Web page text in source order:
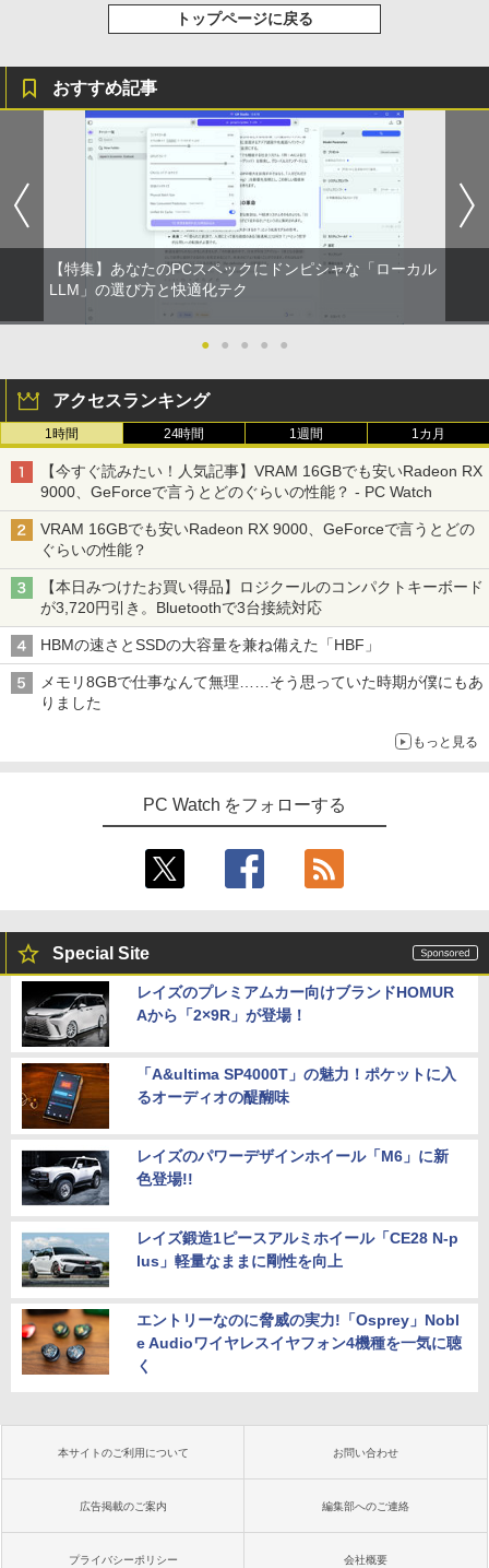
トップページに戻る
おすすめ記事
【特集】あなたのPCスペックにドンピシャな「ローカル
LLM」の選び方と快適化テク
● ● ● ● ●
アクセスランキング
1時間 24時間 1週間 1カ月
【今すぐ読みたい！人気記事】VRAM 16GBでも安いRadeon RX
9000、GeForceで言うとどのぐらいの性能？ - PC Watch
VRAM 16GBでも安いRadeon RX 9000、GeForceで言うとどの
ぐらいの性能？
【本日みつけたお買い得品】ロジクールのコンパクトキーボード
が3,720円引き。Bluetoothで3台接続対応
HBMの速さとSSDの大容量を兼ね備えた「HBF」
メモリ8GBで仕事なんて無理……そう思っていた時期が僕にもあ
りました
もっと見る
PC Watch をフォローする
Special Site
レイズのプレミアムカー向けブランドHOMUR
Aから「2×9R」が登場！
「A&ultima SP4000T」の魅力！ポケットに入
るオーディオの醍醐味
レイズのパワーデザインホイール「M6」に新
色登場!!
レイズ鍛造1ピースアルミホイール「CE28 N-p
lus」軽量なままに剛性を向上
エントリーなのに脅威の実力!「Osprey」Nobl
e Audioワイヤレスイヤフォン4機種を一気に聴
く
本サイトのご利用について お問い合わせ
広告掲載のご案内 編集部へのご連絡
プライバシーポリシー 会社概要